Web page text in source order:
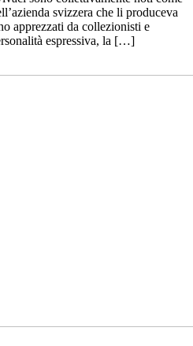
svizzera che li produceva
apprezzati da collezionisti e
espressiva, la […]